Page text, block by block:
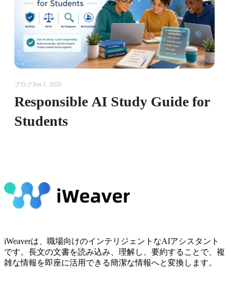
ブログJun 1, 2026
Responsible AI Study Guide for
Students
iWeaverは、職場向けのインテリジェントなAIアシスタント
です。長文の文書を読み込み、理解し、要約することで、複
雑な情報を即座に活用できる簡潔な情報へと変換します。